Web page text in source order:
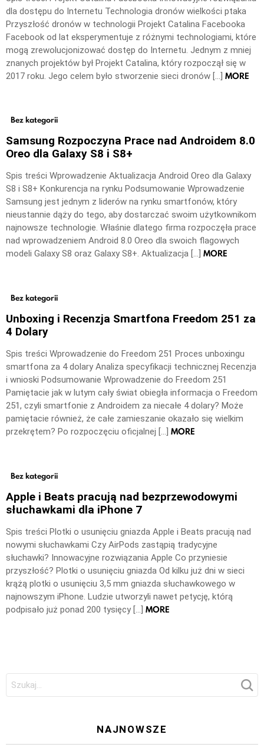
dla dostępu do Internetu Technologia dronów wielkości ptaka
Przyszłość dronów w technologii Projekt Catalina Facebooka
Facebook od lat eksperymentuje z różnymi technologiami, które
mogą zrewolucjonizować dostęp do Internetu. Jednym z mniej
znanych projektów był Projekt Catalina, który rozpoczął się w
2017 roku. Jego celem było stworzenie sieci dronów […] MORE
Bez kategorii
Samsung Rozpoczyna Prace nad Androidem 8.0
Oreo dla Galaxy S8 i S8+
Spis treści Wprowadzenie Aktualizacja Android Oreo dla Galaxy
S8 i S8+ Konkurencja na rynku Podsumowanie Wprowadzenie
Samsung jest jednym z liderów na rynku smartfonów, który
nieustannie dąży do tego, aby dostarczać swoim użytkownikom
najnowsze technologie. Właśnie dlatego firma rozpoczęła prace
nad wprowadzeniem Android 8.0 Oreo dla swoich flagowych
modeli Galaxy S8 oraz Galaxy S8+. Aktualizacja […] MORE
Bez kategorii
Unboxing i Recenzja Smartfona Freedom 251 za
4 Dolary
Spis treści Wprowadzenie do Freedom 251 Proces unboxingu
smartfona za 4 dolary Analiza specyfikacji technicznej Recenzja
i wnioski Podsumowanie Wprowadzenie do Freedom 251
Pamiętacie jak w lutym cały świat obiegła informacja o Freedom
251, czyli smartfonie z Androidem za niecałe 4 dolary? Może
pamiętacie również, że całe zamieszanie okazało się wielkim
przekrętem? Po rozpoczęciu oficjalnej […] MORE
Bez kategorii
Apple i Beats pracują nad bezprzewodowymi
słuchawkami dla iPhone 7
Spis treści Plotki o usunięciu gniazda Apple i Beats pracują nad
nowymi słuchawkami Czy AirPods zastąpią tradycyjne
słuchawki? Innowacyjne rozwiązania Apple Co przyniesie
przyszłość? Plotki o usunięciu gniazda Od kilku już dni w sieci
krążą plotki o usunięciu 3,5 mm gniazda słuchawkowego w
najnowszym iPhone. Ludzie utworzyli nawet petycję, którą
podpisało już ponad 200 tysięcy […] MORE
NAJNOWSZE